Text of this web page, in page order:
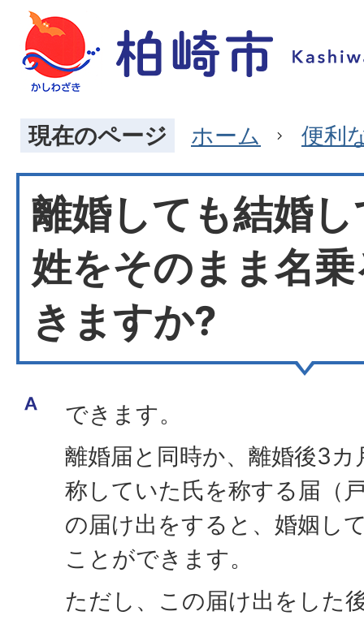
現在のページ ホーム 便利
離婚しても結婚
姓をそのまま名
きますか?
できます。
離婚届と同時か、離婚後3
称していた氏を称する届（
の届け出をすると、婚姻し
ことができます。
ただし、この届け出をした